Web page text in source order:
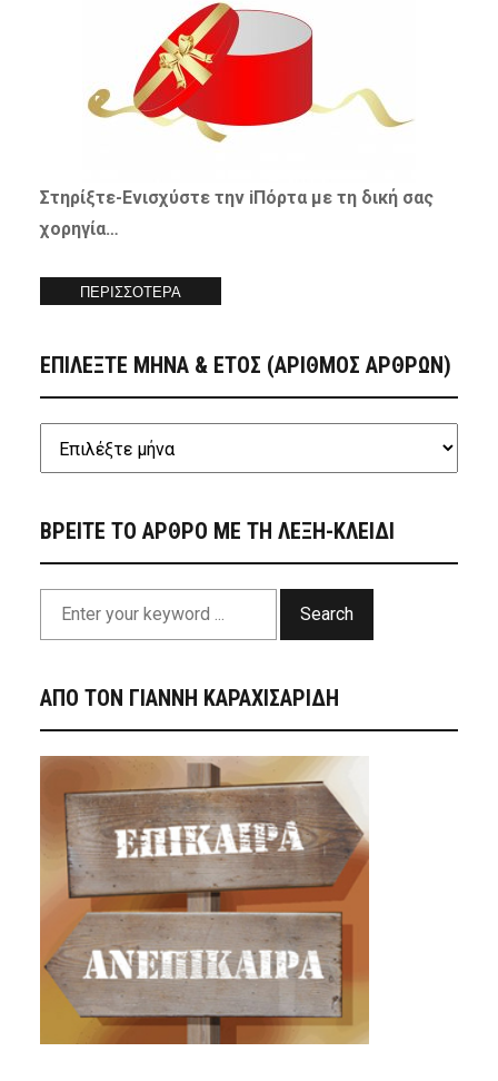
Στηρίξτε-Ενισχύστετην iΠόρτα με τη δική σας
χορηγία…
ΠΕΡΙΣΣΟΤΕΡΑ
ΕΠΙΛΕΞΤΕ ΜΗΝΑ & ΕΤΟΣ (ΑΡΙΘΜΟΣ ΑΡΘΡΩΝ)
ΒΡΕΙΤΕ ΤΟ ΑΡΘΡΟ ΜΕ ΤΗ ΛΕΞΗ-ΚΛΕΙΔΙ
Search
ΑΠΟ ΤΟΝ ΓΙΑΝΝΗ ΚΑΡΑΧΙΣΑΡΙΔΗ